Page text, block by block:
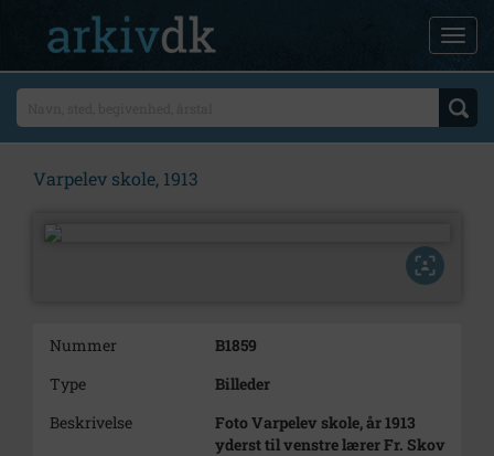
Varpelev skole, 1913
Nummer
B1859
Type
Billeder
Beskrivelse
Foto Varpelev skole, år 1913
yderst til venstre lærer Fr. Skov